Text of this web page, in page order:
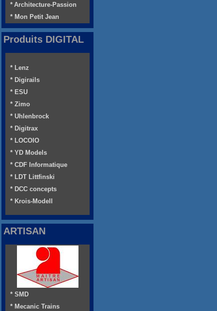
* Architecture-Passion
* Mon Petit Jean
Produits DIGITAL
* Lenz
* Digirails
* ESU
* Zimo
* Uhlenbrock
* Digitrax
* LOCOIO
* YD Models
* CDF Informatique
* LDT Littfinski
* DCC concepts
* Krois-Modell
ARTISAN
* SMD
* Mecanic Trains